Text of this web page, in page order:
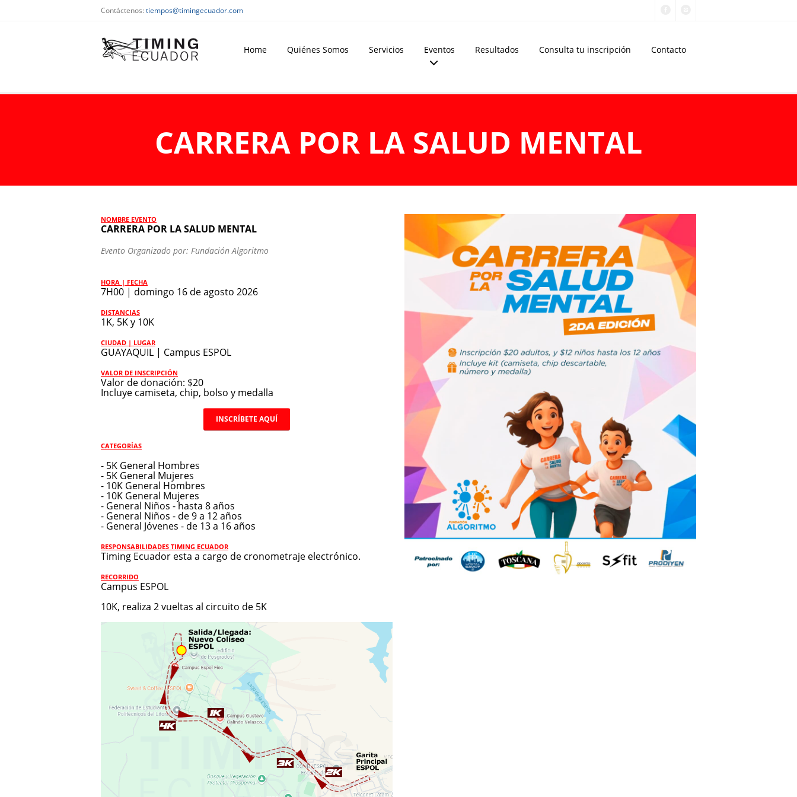
Contáctenos:tiempos@timingecuador.com
Home Quiénes Somos Servicios Eventos Resultados Consulta tu inscripción Contacto
CARRERA POR LA SALUD MENTAL
NOMBRE EVENTO
CARRERA POR LA SALUD MENTAL
Evento Organizado por: Fundación Algoritmo
HORA | FECHA
7H00 | domingo 16 de agosto 2026
DISTANCIAS
1K, 5K y 10K
CIUDAD | LUGAR
GUAYAQUIL | Campus ESPOL
VALOR DE INSCRIPCIÓN
Valor de donación: $20
Incluye camiseta, chip, bolso y medalla
INSCRÍBETE AQUÍ
CATEGORÍAS
- 5K General Hombres
- 5K General Mujeres
- 10K General Hombres
- 10K General Mujeres
- General Niños - hasta 8 años
- General Niños - de 9 a 12 años
- General Jóvenes - de 13 a 16 años
RESPONSABILIDADES TIMING ECUADOR
Timing Ecuador esta a cargo de cronometraje electrónico.
RECORRIDO
Campus ESPOL
10K, realiza 2 vueltas al circuito de 5K